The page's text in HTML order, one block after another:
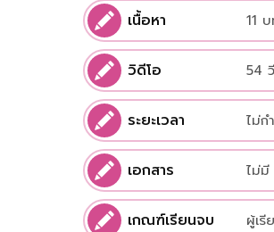
เนื้อหา 11
วิดีโอ 54
ระยะเวลา ไม่ก
เอกสาร ไม่มี
เกณฑ์เรียนจบ ผู้เ